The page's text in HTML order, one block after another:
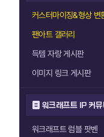
커스터마이징&형상 변
팬아트 갤러리
득템 자랑 게시판
이미지 링크 게시판
워크래프트 IP 커뮤
워크래프트 럼블 팟벤